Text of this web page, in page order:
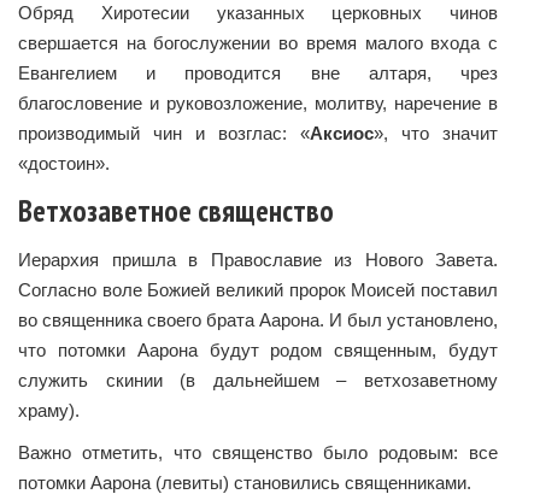
Обряд Хиротесии указанных церковных чинов
свершается на богослужении во время малого входа с
Евангелием и проводится вне алтаря, чрез
благословение и руковозложение, молитву, наречение в
производимый чин и возглас: «Аксиос», что значит
«достоин».
Ветхозаветное священство
Иерархия пришла в Православие из Нового Завета.
Согласно воле Божией великий пророк Моисей поставил
во священника своего брата Аарона. И был установлено,
что потомки Аарона будут родом священным, будут
служить скинии (в дальнейшем – ветхозаветному
храму).
Важно отметить, что священство было родовым: все
потомки Аарона (левиты) становились священниками.